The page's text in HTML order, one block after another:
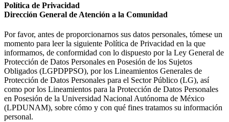
Política de Privacidad
Dirección General de Atención a la Comunidad
Por favor, antes de proporcionarnos sus datos personales, tómese un
momento para leer la siguiente Política de Privacidad en la que
informamos, de conformidad con lo dispuesto por la Ley General de
Protección de Datos Personales en Posesión de los Sujetos
Obligados (LGPDPPSO), por los Lineamientos Generales de
Protección de Datos Personales para el Sector Público (LG), así
como por los Lineamientos para la Protección de Datos Personales
en Posesión de la Universidad Nacional Autónoma de México
(LPDUNAM), sobre cómo y con qué fines tratamos su información
personal.